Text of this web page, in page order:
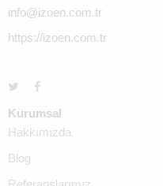
info@izoen.com.tr
https://izoen.com.tr
Kurumsal
Hakkımızda
Blog